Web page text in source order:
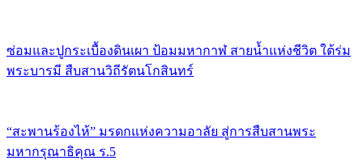
ซ่อมและปูกระเบื้องดินเผา ป้อมมหากาฬ สายน้ำแห่งชีวิต ใต้ร่ม
พระบารมี สืบสานวิถีรัตนโกสินทร์
“สะพานร้องไห้” มรดกแห่งความอาลัย สู่การสืบสานพระ
มหากรุณาธิคุณ ร.5